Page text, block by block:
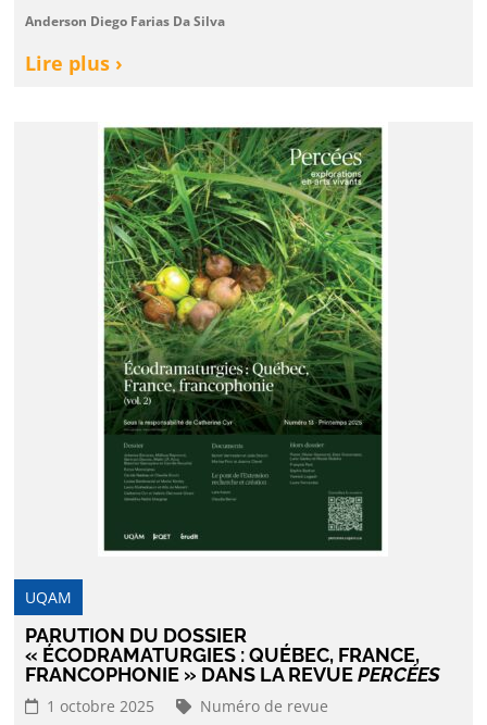
Anderson Diego Farias Da Silva
Lire plus ›
UQAM
PARUTION DU DOSSIER
« ÉCODRAMATURGIES : QUÉBEC, FRANCE,
FRANCOPHONIE » DANS LA REVUEPERCÉES
1 octobre 2025 Numéro de revue